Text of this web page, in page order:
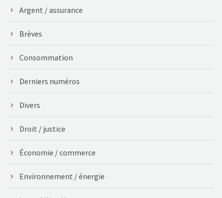
Argent / assurance
Brèves
Consommation
Derniers numéros
Divers
Droit / justice
Économie / commerce
Environnement / énergie